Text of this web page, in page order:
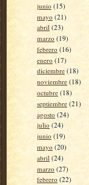
junio (15)
mayo (21)
abril (23)
marzo (19)
febrero (16)
enero (17)
diciembre (18)
noviembre (18)
octubre (18)
septiembre (21)
agosto (24)
julio (24)
junio (19)
mayo (20)
abril (24)
marzo (27)
febrero (22)